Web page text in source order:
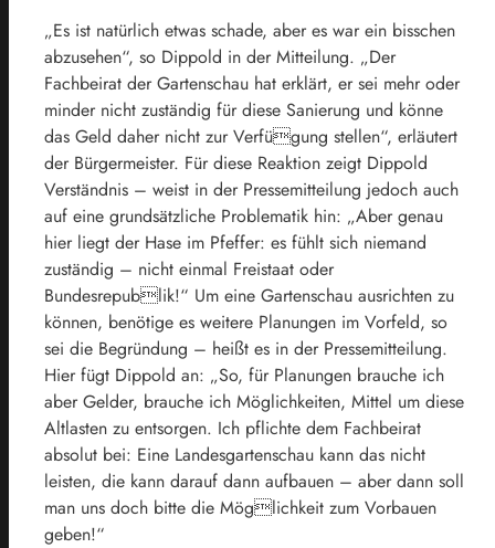
„Es ist natürlich etwas schade, aber es war ein bisschen
abzusehen“, so Dippold in der Mitteilung. „Der
Fachbeirat der Gartenschau hat erklärt, er sei mehr oder
minder nicht zuständig für diese Sanierung und könne
das Geld daher nicht zur Verfügung stellen“, erläutert
der Bürgermeister. Für diese Reaktion zeigt Dippold
Verständnis – weist in der Pressemitteilung jedoch auch
auf eine grundsätzliche Problematik hin: „Aber genau
hier liegt der Hase im Pfeffer: es fühlt sich niemand
zuständig – nicht einmal Freistaat oder
Bundesrepublik!“ Um eine Gartenschau ausrichten zu
können, benötige es weitere Planungen im Vorfeld, so
sei die Begründung – heißt es in der Pressemitteilung.
Hier fügt Dippold an: „So, für Planungen brauche ich
aber Gelder, brauche ich Möglichkeiten, Mittel um diese
Altlasten zu entsorgen. Ich pflichte dem Fachbeirat
absolut bei: Eine Landesgartenschau kann das nicht
leisten, die kann darauf dann aufbauen – aber dann soll
man uns doch bitte die Möglichkeit zum Vorbauen
geben!“